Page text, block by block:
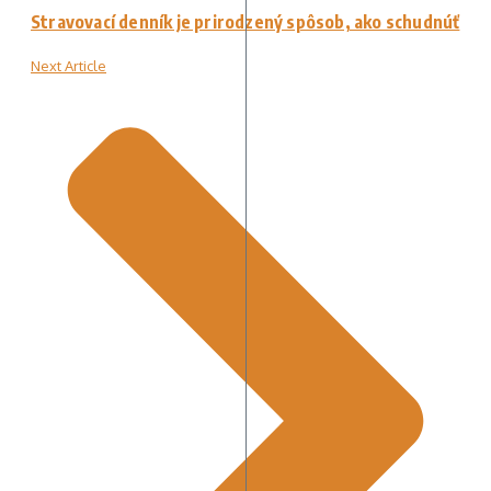
Stravovací denník je prirodzený spôsob, ako schudnúť
Next Article